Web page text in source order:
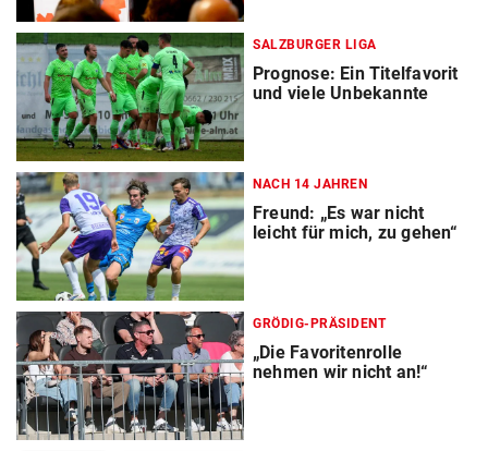
SALZBURGER LIGA
Prognose: Ein Titelfavorit
und viele Unbekannte
NACH 14 JAHREN
Freund: „Es war nicht
leicht für mich, zu gehen“
GRÖDIG-PRÄSIDENT
„Die Favoritenrolle
nehmen wir nicht an!“